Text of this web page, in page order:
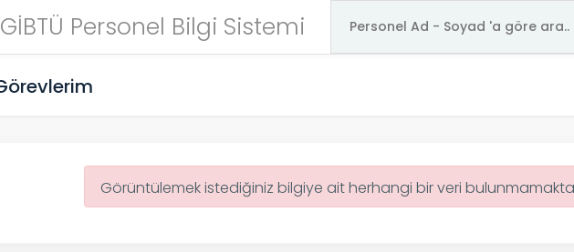
GİBTÜ Personel Bilgi Sistemi
Görüntülemek istediğiniz bilgiye ait herhangi bir veri